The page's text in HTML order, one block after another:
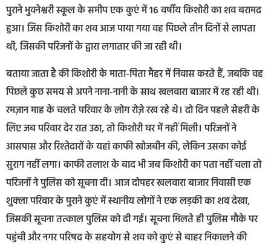
पुराने भुवनेश्वरी स्कूल के समीप एक कुएं में 16 वर्षीय किशोरी का शव बरामद
हुआ। जिस किशोरी का शव आज पाया गया वह पिछले तीन दिनों से लापता
थी, जिसकी परिजनों के द्वारा लगातार की जा रही थी।
बताया जाता है की किशोरी के माता-पिता मैहर में निवास करते हैं, जबकि वह
पिछले कुछ समय से अपने नाना-नानी के साथ खलवारा बाजार में रह रही थी।
रमज़ान माह के चलते परिवार के लोग रोज़े रख रहे थे। दो दिन पहले सेहरी के
लिए जब परिवार देर रात उठा, तो किशोरी घर में नहीं मिली। परिजनों ने
आसपास और रिश्तेदारों के यहां काफी खोजबीन की, लेकिन उसका कोई
सुराग नहीं लगा। काफी तलाश के बाद भी जब किशोरी का पता नहीं चला तो
परिजनों ने पुलिस को सूचना दी। आज दोपहर खलवारा बाजार निवासी एक
शुक्ला परिवार के पुराने कुएं में स्थानीय लोगों ने एक लड़की का शव देखा,
जिसकी सूचना तत्काल पुलिस को दी गई। सूचना मिलते ही पुलिस मौके पर
पहुंची और नगर परिषद के सहयोग से शव को कुएं से बाहर निकालने की